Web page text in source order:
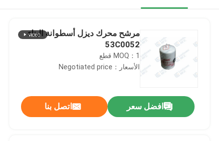
مرشح محرك ديزل أسطوانة البناء
53C0052
MOQ：1 قطع
الأسعار：Negotiated price
افضل سعر اتصل بنا